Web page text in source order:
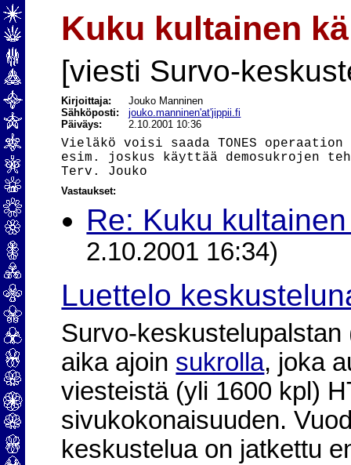
Kuku kultainen
[viesti Survo-
Kirjoittaja:
Jouko Manninen
Sähköposti:jouko.manninen'at'jippii.fi
Päiväys:
2.10.2001 10:36
Vieläkö voisi saada TONES
esim. joskus käyttää demosukrojen
Vastaukset:
Re: Kuku
2.10.2001 16:34)
Luettelo
Survo-
aika ajoin sukrolla, joka
viesteistä (yli 1600 kpl)
sivukokonaisuuden.
keskustelua on jatkettu